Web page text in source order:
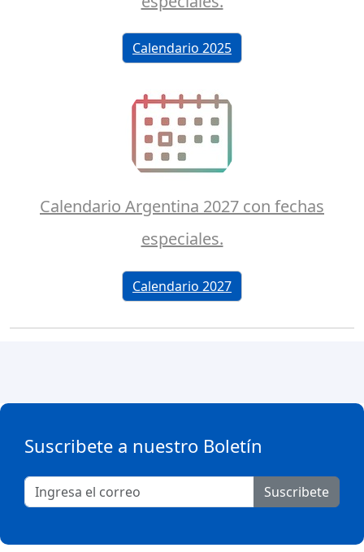
Calendario 2025
Calendario Argentina 2027 con fechas
especiales.
Calendario 2027
Suscribete a nuestro Boletín
Suscribete